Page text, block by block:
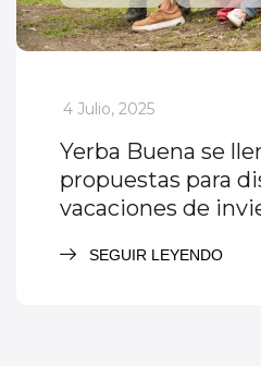
_
4 Julio, 2025
Yerba Buena se
propuestas para
vacaciones de
SEGUIR LEYENDO